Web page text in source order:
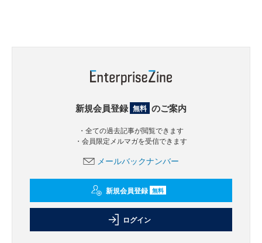
新規会員登録 無料 のご案内
・全ての過去記事が閲覧できます
・会員限定メルマガを受信できます
メールバックナンバー
新規会員登録 無料
ログイン